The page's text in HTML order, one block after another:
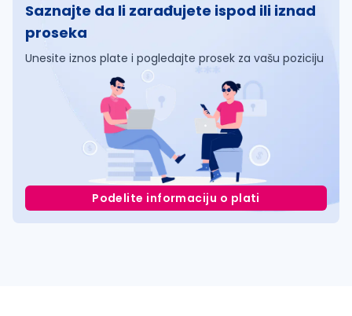
Saznajte da li zarađujete ispod ili iznad
proseka
Unesite iznos plate i pogledajte prosek za vašu poziciju
Podelite informaciju o plati